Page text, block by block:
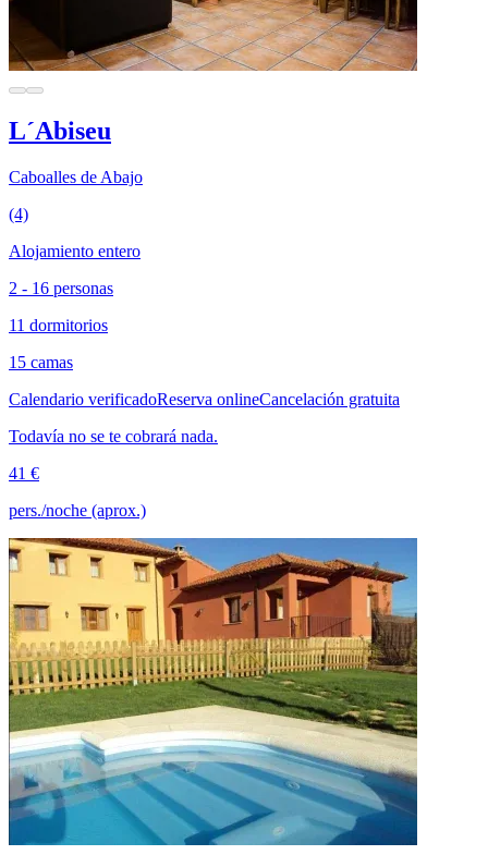
L´Abiseu
Caboalles de Abajo
(4)
Alojamiento entero
2 - 16 personas
11 dormitorios
15 camas
Calendario verificadoReserva onlineCancelación gratuita
Todavía no se te cobrará nada.
41 €
pers./noche (aprox.)